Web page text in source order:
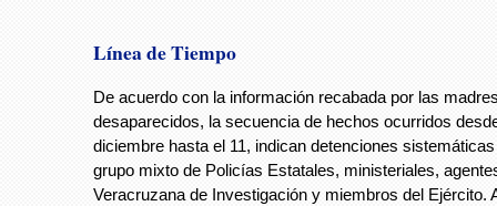
Línea de Tiempo
De acuerdo con la información recabada por las
desaparecidos, la secuencia de hechos ocurridos
diciembre hasta el 11, indican detenciones
grupo mixto de Policías Estatales, ministeriales,
Veracruzana de Investigación y miembros del Ejército.